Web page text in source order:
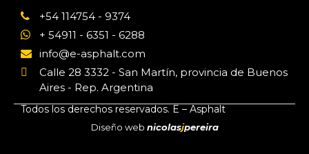
+54 114754 - 9374
+ 54911 - 6351 - 6288
info@e-asphalt.com
Calle 28 3332 - San Martín, provincia de Buenos
Aires - Rep. Argentina
Todos los derechos reservados. E – Asphalt
Diseño web nicolasjpereira